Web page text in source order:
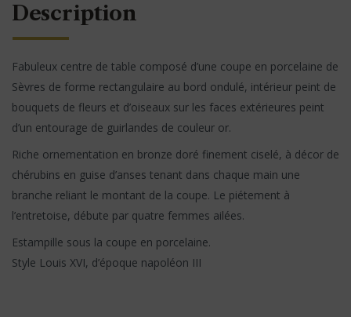
Description
Fabuleux centre de table composé d’une coupe en porcelaine de
Sèvres de forme rectangulaire au bord ondulé, intérieur peint de
bouquets de fleurs et d’oiseaux sur les faces extérieures peint
d’un entourage de guirlandes de couleur or.
Riche ornementation en bronze doré finement ciselé, à décor de
chérubins en guise d’anses tenant dans chaque main une
branche reliant le montant de la coupe. Le piétement à
l’entretoise, débute par quatre femmes ailées.
Estampille sous la coupe en porcelaine.
Style Louis XVI, d’époque napoléon III